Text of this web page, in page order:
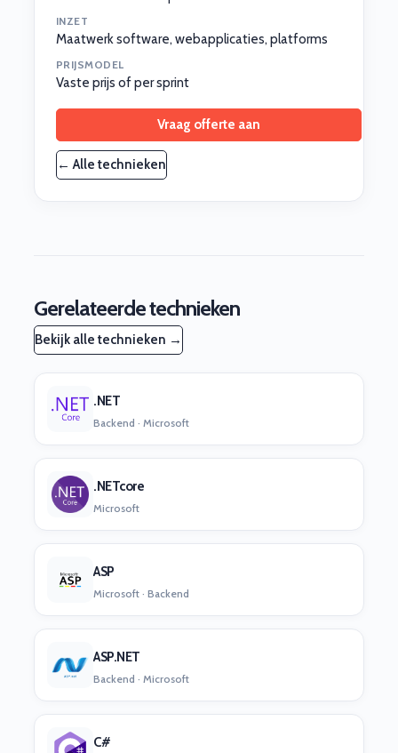
INZET
Maatwerk software, webapplicaties, platforms
PRIJSMODEL
Vaste prijs of per sprint
Vraag offerte aan
← Alle technieken
Gerelateerde technieken
Bekijk alle technieken →
.NET
Backend · Microsoft
.NETcore
Microsoft
ASP
Microsoft · Backend
ASP.NET
Backend · Microsoft
C#